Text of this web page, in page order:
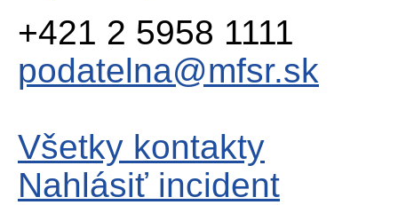
+421 2 5958 1111
podatelna@mfsr.sk
Všetky kontakty
Nahlásiť incident